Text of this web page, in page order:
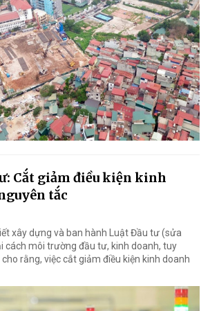
Cắt giảm điều kiện kinh
tắc
xây dựng và ban hành Luật Đầu tư (sửa
cách môi trường đầu tư, kinh doanh, tuy
rằng, việc cắt giảm điều kiện kinh doanh